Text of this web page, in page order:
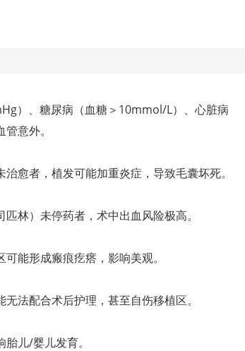
）、糖尿病（血糖＞10mmol/L）、心脏病
意外。
愈者，植发可能加重炎症，导致毛囊坏死。
林）未停药者，术中出血风险极高。
能形成瘢痕疙瘩，影响美观。
法配合术后护理，甚至自伤移植区。
儿/婴儿发育。